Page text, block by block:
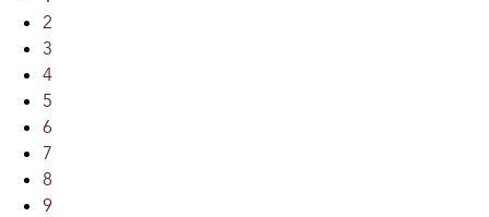
2
3
4
5
6
7
8
9